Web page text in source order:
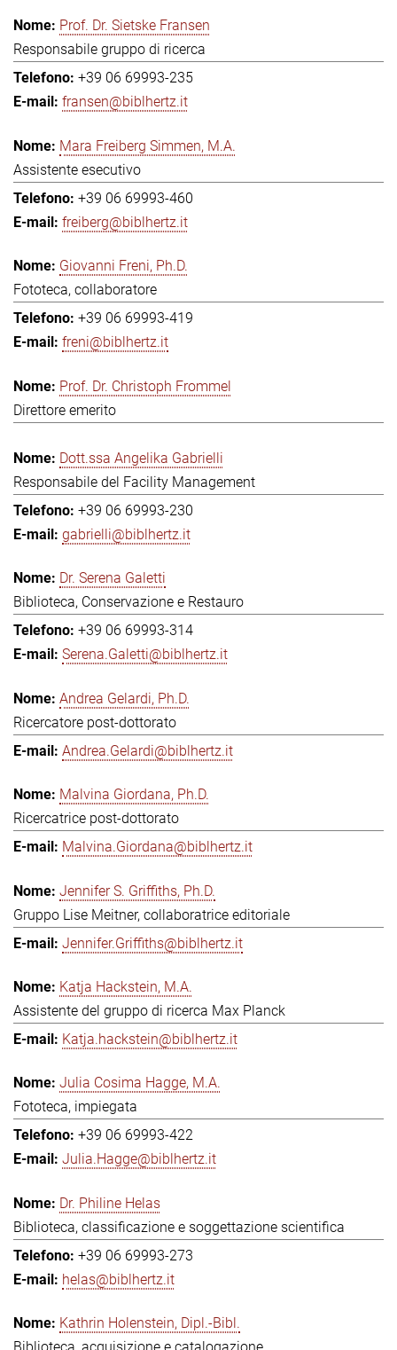
Prof. Dr. Sietske Fransen
Responsabile gruppo di ricerca
+39 06 69993-235
fransen@biblhertz.it
Mara Freiberg Simmen, M.A.
Assistente esecutivo
+39 06 69993-460
freiberg@biblhertz.it
Giovanni Freni, Ph.D.
Fototeca, collaboratore
+39 06 69993-419
freni@biblhertz.it
Prof. Dr. Christoph Frommel
Direttore emerito
Dott.ssa Angelika Gabrielli
Responsabile del Facility Management
+39 06 69993-230
gabrielli@biblhertz.it
Dr. Serena Galetti
Biblioteca, Conservazione e Restauro
+39 06 69993-314
Serena.Galetti@biblhertz.it
Andrea Gelardi, Ph.D.
Ricercatore post-dottorato
Andrea.Gelardi@biblhertz.it
Malvina Giordana, Ph.D.
Ricercatrice post-dottorato
Malvina.Giordana@biblhertz.it
Jennifer S. Griffiths, Ph.D.
Gruppo Lise Meitner, collaboratrice editoriale
Jennifer.Griffiths@biblhertz.it
Katja Hackstein, M.A.
Assistente del gruppo di ricerca Max Planck
Katja.hackstein@biblhertz.it
Julia Cosima Hagge, M.A.
Fototeca, impiegata
+39 06 69993-422
Julia.Hagge@biblhertz.it
Dr. Philine Helas
Biblioteca, classificazione e soggettazione scientifica
+39 06 69993-273
helas@biblhertz.it
Kathrin Holenstein, Dipl.-Bibl.